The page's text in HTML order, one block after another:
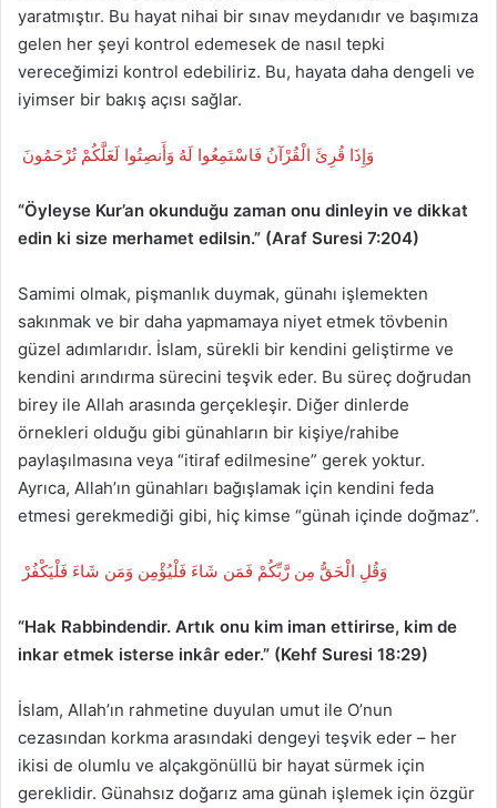
yaratmıştır. Bu hayat nihai bir sınav meydanıdır ve başımıza
gelen her şeyi kontrol edemesek de nasıl tepki
vereceğimizi kontrol edebiliriz. Bu, hayata daha dengeli ve
iyimser bir bakış açısı sağlar.
وَإِذَا قُرِئَ الْقُرْآنُ فَاسْتَمِعُوا لَهُ وَأَنصِتُوا لَعَلَّكُمْ تُرْحَمُونَ
“Öyleyse Kur’an okunduğu zaman onu dinleyin ve dikkat
edin ki size merhamet edilsin.” (Araf Suresi 7:204)
Samimi olmak, pişmanlık duymak, günahı işlemekten
sakınmak ve bir daha yapmamaya niyet etmek tövbenin
güzel adımlarıdır. İslam, sürekli bir kendini geliştirme ve
kendini arındırma sürecini teşvik eder. Bu süreç doğrudan
birey ile Allah arasında gerçekleşir. Diğer dinlerde
örnekleri olduğu gibi günahların bir kişiye/rahibe
paylaşılmasına veya “itiraf edilmesine” gerek yoktur.
Ayrıca, Allah’ın günahları bağışlamak için kendini feda
etmesi gerekmediği gibi, hiç kimse “günah içinde doğmaz”.
وَقُلِ الْحَقُّ مِن رَّبِّكُمْ فَمَن شَاءَ فَلْيُؤْمِن وَمَن شَاءَ فَلْيَكْفُرْ
“Hak Rabbindendir. Artık onu kim iman ettirirse, kim de
inkar etmek isterse inkâr eder.” (Kehf Suresi 18:29)
İslam, Allah’ın rahmetine duyulan umut ile O’nun
cezasından korkma arasındaki dengeyi teşvik eder – her
ikisi de olumlu ve alçakgönüllü bir hayat sürmek için
gereklidir. Günahsız doğarız ama günah işlemek için özgür